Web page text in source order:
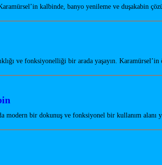
kalbinde, banyo yenileme ve duşakabin
ve fonksiyonelliği bir arada yaşayın.
modern bir dokunuş ve fonksiyonel bir kullanım alanı